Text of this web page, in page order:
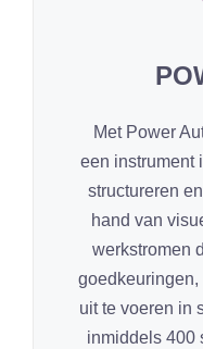
Met Power
een instrument
structureren
hand van
werkstromen
goedkeuringen,
uit te voeren in
inmiddels 400